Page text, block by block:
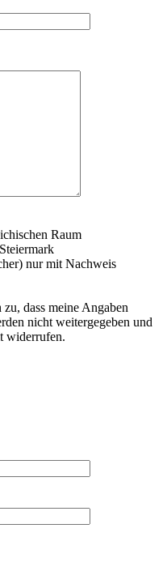
Raum
nur mit Nachweis
dass meine Angaben
nicht weitergegeben und
widerrufen.